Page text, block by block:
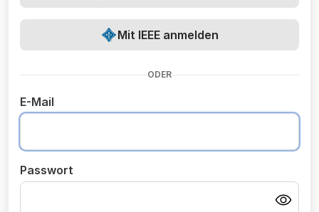
Mit IEEE anmelden
ODER
E-Mail
Passwort